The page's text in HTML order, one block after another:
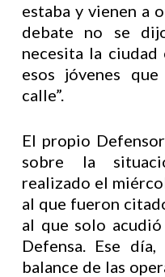
estaba y vienen a
debate no se
necesita la ciudad
esos jóvenes
calle”.
El propio
sobre la
realizado el
al que fueron
al que solo
Defensa. Ese
balance de las